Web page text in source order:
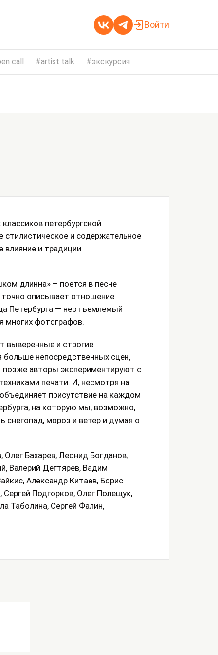
Войти
call artist talk экскурсия
петербургской
и содержательное
и традиции
длинна» – поется в песне
точно описывает отношение
Петербурга — неотъемлемый
многих фотографов.
выверенные и строгие
больше непосредственных сцен,
авторы экспериментируют с
печати. И, несмотря на
присутствие на каждом
на которую мы, возможно,
снегопад, мороз и ветер и думая о
Бахарев, Леонид Богданов,
Валерий Дегтярев, Вадим
Александр Китаев, Борис
Сергей Подгорков, Олег Полещук,
Таболина, Сергей Фалин,